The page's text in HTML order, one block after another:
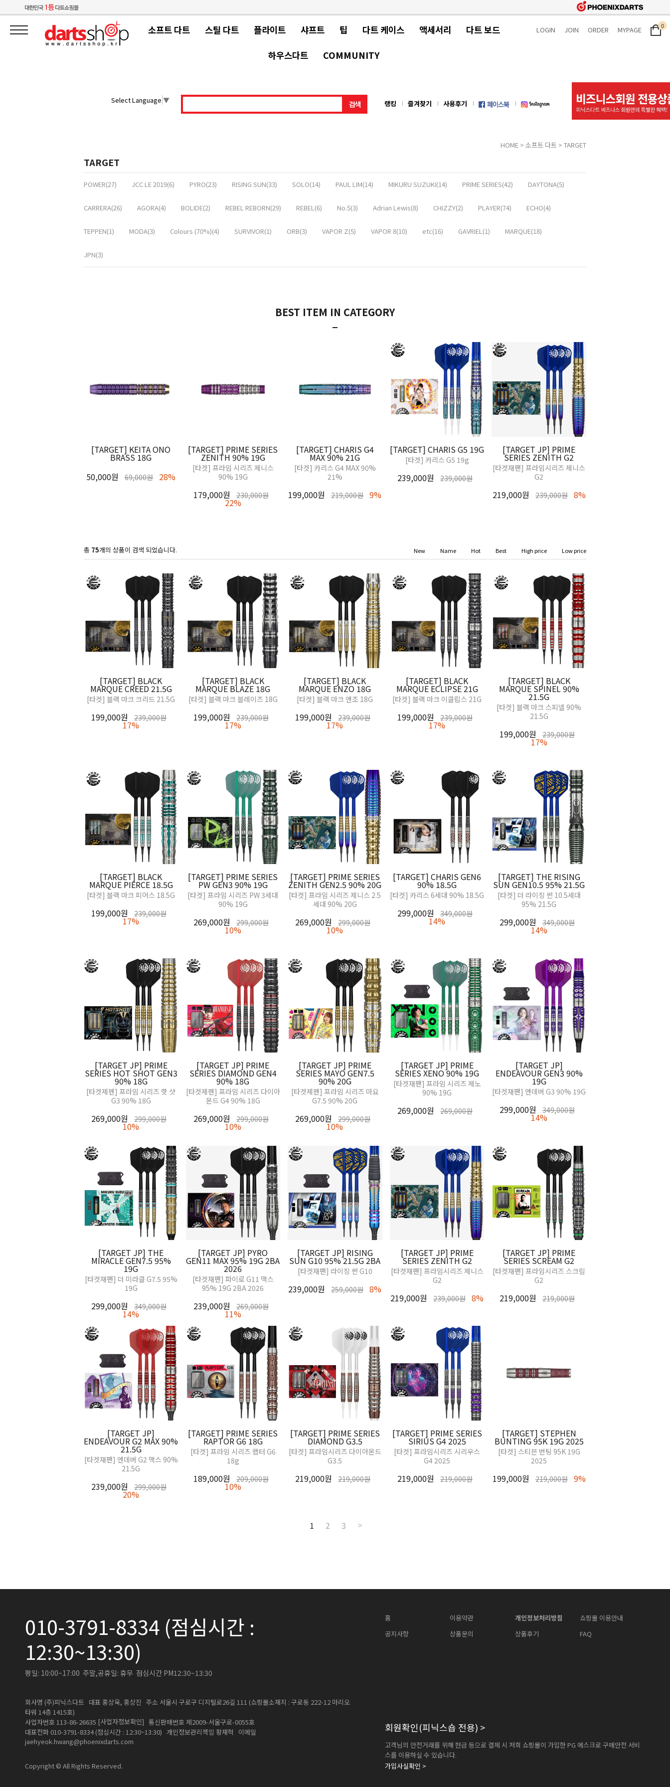
소프트 다트 스틸 다트 플라이트 샤프트 팁 다트 케이스 액세서리 다트 보드
하우스다트 COMMUNITY
LOGIN JOIN ORDER MYPAGE 0
Select Language ▼ 랭킹 즐겨찾기 사용후기
HOME > 소프트 다트 > TARGET
TARGET
POWER(27) JCC LE 2019(6) PYRO(23) RISING SUN(33) SOLO(14) PAUL LIM(14) MIKURU SUZUKI(14) PRIME SERIES(42) DAYTONA(5)
CARRERA(26) AGORA(4) BOLIDE(2) REBEL REBORN(29) REBEL(6) No.5(3) Adrian Lewis(8) CHIZZY(2) PLAYER(74) ECHO(4)
TEPPEN(1) MODA(3) Colours (70%)(4) SURVIVOR(1) ORB(3) VAPOR Z(5) VAPOR 8(10) etc(16) GAVRIEL(1) MARQUE(18)
JPN(3)
BEST ITEM IN CATEGORY
[TARGET] KEITA ONO
BRASS 18G
50,000원
69,000원 28%
[TARGET] PRIME SERIES
ZENITH 90% 19G
[타겟] 프라임 시리즈 제니스
90% 19G
179,000원 230,000원
22%
[TARGET] CHARIS G4
MAX 90% 21G
[타겟] 카리스 G4 MAX 90%
21%
199,000원 219,000원 9%
[TARGET] CHARIS G5 19G
[타겟] 카리스 G5 19g
239,000원 239,000원
[TARGET JP] PRIME
SERIES ZENITH G2
[타겟재팬] 프라임시리즈 제니스
G2
219,000원 239,000원 8%
총 75개의 상품이 검색 되었습니다. New Name Hot Best High price Low price
[TARGET] BLACK
MARQUE CREED 21.5G
[타겟] 블랙 마크 크리드 21.5G
199,000원 239,000원
17%
[TARGET] BLACK
MARQUE BLAZE 18G
[타겟] 블랙 마크 블레이즈 18G
199,000원 239,000원
17%
[TARGET] BLACK
MARQUE ENZO 18G
[타겟] 블랙 마크 엔조 18G
199,000원 239,000원
17%
[TARGET] BLACK
MARQUE ECLIPSE 21G
[타겟] 블랙 마크 이클립스 21G
199,000원 239,000원
17%
[TARGET] BLACK
MARQUE SPINEL 90%
21.5G
[타겟] 블랙 마크 스피넬 90%
21.5G
199,000원 239,000원
17%
[TARGET] BLACK
MARQUE PIERCE 18.5G
[타겟] 블랙 마크 피어스 18.5G
199,000원 239,000원
17%
[TARGET] PRIME SERIES
PW GEN3 90% 19G
[타겟] 프라임 시리즈 PW 3세대
90% 19G
269,000원 299,000원
10%
[TARGET] PRIME SERIES
ZENITH GEN2.5 90% 20G
[타겟] 프라임 시리즈 제니스 2.5
세대 90% 20G
269,000원 299,000원
10%
[TARGET] CHARIS GEN6
90% 18.5G
[타겟] 카리스 6세대 90% 18.5G
299,000원 349,000원
14%
[TARGET] THE RISING
SUN GEN10.5 95% 21.5G
[타겟] 더 라이징 썬 10.5세대
95% 21.5G
299,000원 349,000원
14%
[TARGET JP] PRIME
SERIES HOT SHOT GEN3
90% 18G
[타겟제펜] 프라임 시리즈 핫 샷
G3 90% 18G
269,000원 299,000원
10%
[TARGET JP] PRIME
SERIES DIAMOND GEN4
90% 18G
[타겟제펜] 프라임 시리즈 다이아
몬드 G4 90% 18G
269,000원 299,000원
10%
[TARGET JP] PRIME
SERIES MAYO GEN7.5
90% 20G
[타겟제펜] 프라임 시리즈 마요
G7.5 90% 20G
269,000원 299,000원
10%
[TARGET JP] PRIME
SERIES XENO 90% 19G
[타겟재팬] 프라임 시리즈 제노
90% 19G
269,000원 269,000원
[TARGET JP]
ENDEAVOUR GEN3 90%
19G
[타겟재팬] 엔데버 G3 90% 19G
299,000원 349,000원
14%
[TARGET JP] THE
MIRACLE GEN7.5 95%
19G
[타겟재팬] 더 미라클 G7.5 95%
19G
299,000원 349,000원
14%
[TARGET JP] PYRO
GEN11 MAX 95% 19G 2BA
2026
[타겟재팬] 파이로 G11 맥스
95% 19G 2BA 2026
239,000원 269,000원
11%
[TARGET JP] RISING
SUN G10 95% 21.5G 2BA
[타겟재팬] 라이징 썬 G10
239,000원 259,000원 8%
[TARGET JP] PRIME
SERIES ZENITH G2
[타겟재팬] 프라임시리즈 제니스
G2
219,000원 239,000원 8%
[TARGET JP] PRIME
SERIES SCREAM G2
[타겟재팬] 프라임시리즈 스크림
G2
219,000원 219,000원
[TARGET JP]
ENDEAVOUR G2 MAX 90%
21.5G
[타겟재팬] 엔데버 G2 맥스 90%
21.5G
239,000원 299,000원
20%
[TARGET] PRIME SERIES
RAPTOR G6 18G
[타겟] 프라임 시리즈 랩터 G6
18g
189,000원 209,000원
10%
[TARGET] PRIME SERIES
DIAMOND G3.5
[타겟] 프라임시리즈 다이아몬드
G3.5
219,000원 219,000원
[TARGET] PRIME SERIES
SIRIUS G4 2025
[타겟] 프라임시리즈 시리우스
G4 2025
219,000원 219,000원
[TARGET] STEPHEN
BUNTING 95K 19G 2025
[타겟] 스티븐 번팅 95K 19G
2025
199,000원 219,000원 9%
1 2 3 >>
010-3791-8334 (점심시간 :
12:30~13:30)
평일: 10:00~17:00 주말,공휴일: 휴무 점심시간 PM12:30~13:30
회사명 (주)피닉스다트 대표 홍상욱, 홍상진 주소 서울시 구로구 디지털로26길 111 (쇼핑몰소재지 : 구로동 222-12 마리오
타워 14층 1415호)
사업자번호 113-86-26635 [사업자정보확인] 통신판매번호 제2009-서울구로-0055호
대표전화 010-3791-8334 (점심시간 : 12:30~13:30) 개인정보관리책임 황재혁 이메일
jaehyeok.hwang@phoenixdarts.com
Copyright © All Rights Reserved.
홈 이용약관 개인정보처리방침
쇼핑몰 이용안내
공지사항
상품문의 상품후기 FAQ
회원확인(피닉스숍 전용) >
고객님의 안전거래를 위해 현금 등으로 결제 시 저희 쇼핑몰이 가입한 PG 에스크로 구매안전 서비
스를 이용하실 수 있습니다.
가입사실확인 >